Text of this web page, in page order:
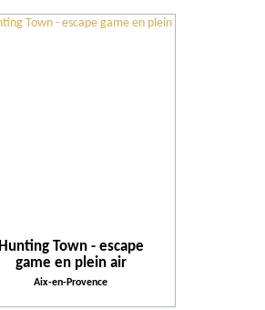
Hunting Town - escape
game en plein air
Aix-en-Provence